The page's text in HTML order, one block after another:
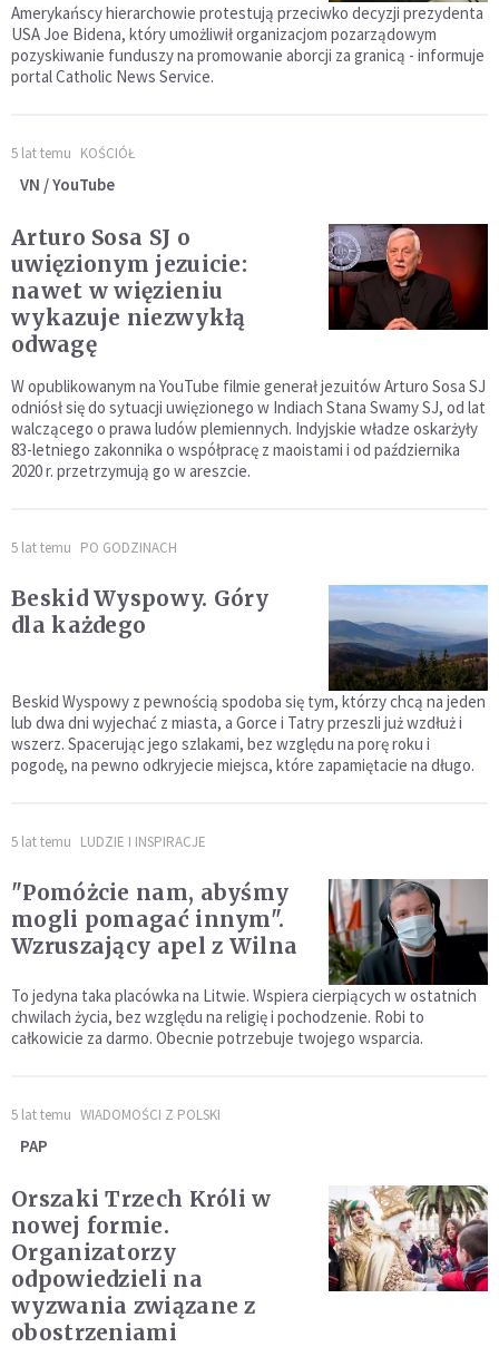
Amerykańscy hierarchowie protestują przeciwko decyzji prezydenta
USA Joe Bidena, który umożliwił organizacjom pozarządowym
pozyskiwanie funduszy na promowanie aborcji za granicą - informuje
portal Catholic News Service.
5 lat temu KOŚCIÓŁ
VN / YouTube
Arturo Sosa SJ o
uwięzionym jezuicie:
nawet w więzieniu
wykazuje niezwykłą
odwagę
W opublikowanym na YouTube filmie generał jezuitów Arturo Sosa SJ
odniósł się do sytuacji uwięzionego w Indiach Stana Swamy SJ, od lat
walczącego o prawa ludów plemiennych. Indyjskie władze oskarżyły
83-letniego zakonnika o współpracę z maoistami i od października
2020 r. przetrzymują go w areszcie.
5 lat temu PO GODZINACH
Beskid Wyspowy. Góry
dla każdego
Beskid Wyspowy z pewnością spodoba się tym, którzy chcą na jeden
lub dwa dni wyjechać z miasta, a Gorce i Tatry przeszli już wzdłuż i
wszerz. Spacerując jego szlakami, bez względu na porę roku i
pogodę, na pewno odkryjecie miejsca, które zapamiętacie na długo.
5 lat temu LUDZIE I INSPIRACJE
"Pomóżcie nam, abyśmy
mogli pomagać innym".
Wzruszający apel z Wilna
To jedyna taka placówka na Litwie. Wspiera cierpiących w ostatnich
chwilach życia, bez względu na religię i pochodzenie. Robi to
całkowicie za darmo. Obecnie potrzebuje twojego wsparcia.
5 lat temu WIADOMOŚCI Z POLSKI
PAP
Orszaki Trzech Króli w
nowej formie.
Organizatorzy
odpowiedzieli na
wyzwania związane z
obostrzeniami